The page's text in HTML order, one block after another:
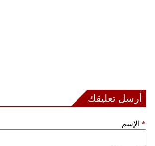
أرسل تعليقك
الإسم *